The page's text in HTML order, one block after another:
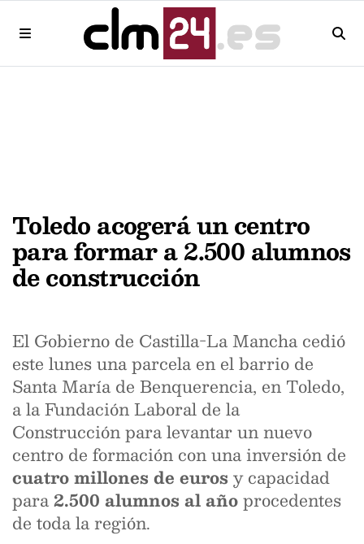
Toledo acogerá un centro
para formar a 2.500 alumnos
de construcción
El Gobierno de Castilla-La Mancha cedió
este lunes una parcela en el barrio de
Santa María de Benquerencia, en Toledo,
a la Fundación Laboral de la
Construcción para levantar un nuevo
centro de formación con una inversión de
cuatro millones de euros y capacidad
para2.500 alumnos al añoprocedentes
de toda la región.